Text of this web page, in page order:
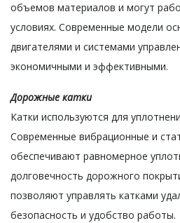
объемов материалов и могут
условиях. Современные модели
двигателями и системами
экономичными и эффективными.
Дорожные катки
Катки используются для
Современные вибрационные и
обеспечивают равномерное
долговечность дорожного
позволяют управлять катками
безопасность и удобство работы.